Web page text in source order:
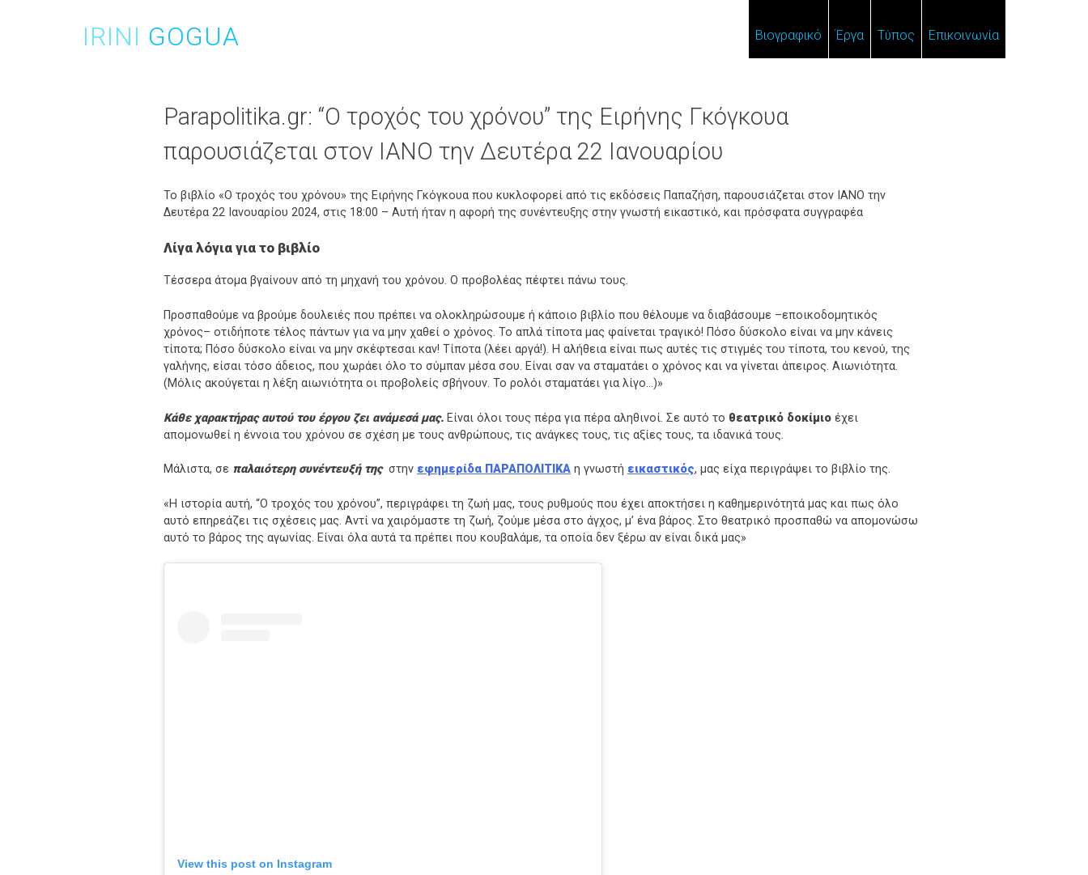
to
content
IRINI GOGUA Βιογραφικό Έργα Τύπος Επικοινωνία
Parapolitika.gr: “Ο τροχός του χρόνου” της Ειρήνης Γκόγκουα
παρουσιάζεται στον ΙΑΝΟ την Δευτέρα 22 Ιανουαρίου
Το βιβλίο «Ο τροχός του χρόνου» της Ειρήνης Γκόγκουα που κυκλοφορεί από τις εκδόσεις Παπαζήση, παρουσιάζεται στον IANO την
Δευτέρα 22 Ιανουαρίου 2024, στις 18:00 – Αυτή ήταν η αφορή της συνέντευξης στην γνωστή εικαστικό, και πρόσφατα συγγραφέα
Λίγα λόγια για το βιβλίο
Τέσσερα άτομα βγαίνουν από τη μηχανή του χρόνου. Ο προβολέας πέφτει πάνω τους.
Προσπαθούμε να βρούμε δουλειές που πρέπει να ολοκληρώσουμε ή κάποιο βιβλίο που θέλουμε να διαβάσουμε –εποικοδομητικός
χρόνος– οτιδήποτε τέλος πάντων για να μην χαθεί ο χρόνος. Το απλά τίποτα μας φαίνεται τραγικό! Πόσο δύσκολο είναι να μην κάνεις
τίποτα; Πόσο δύσκολο είναι να μην σκέφτεσαι καν! Τίποτα (λέει αργά!). Η αλήθεια είναι πως αυτές τις στιγμές του τίποτα, του κενού, της
γαλήνης, είσαι τόσο άδειος, που χωράει όλο το σύμπαν μέσα σου. Είναι σαν να σταματάει ο χρόνος και να γίνεται άπειρος. Αιωνιότητα.
(Μόλις ακούγεται η λέξη αιωνιότητα οι προβολείς σβήνουν. Το ρολόι σταματάει για λίγο…)»
Κάθε χαρακτήρας αυτού του έργου ζει ανάμεσά μας. Είναι όλοι τους πέρα για πέρα αληθινοί. Σε αυτό το θεατρικό δοκίμιο έχει
απομονωθεί η έννοια του χρόνου σε σχέση με τους ανθρώπους, τις ανάγκες τους, τις αξίες τους, τα ιδανικά τους.
Μάλιστα, σε παλαιότερη συνέντευξή τηςστην εφημερίδα ΠΑΡΑΠΟΛΙΤΙΚΑ η γνωστή εικαστικός, μας είχα περιγράψει το βιβλίο της.
«Η ιστορία αυτή, “Ο τροχός του χρόνου”, περιγράφει τη ζωή μας, τους ρυθμούς που έχει αποκτήσει η καθημερινότητά μας και πως όλο
αυτό επηρεάζει τις σχέσεις μας. Αντί να χαιρόμαστε τη ζωή, ζούμε μέσα στο άγχος, μ’ ένα βάρος. Στο θεατρικό προσπαθώ να απομονώσω
αυτό το βάρος της αγωνίας. Είναι όλα αυτά τα πρέπει που κουβαλάμε, τα οποία δεν ξέρω αν είναι δικά μας»
View this post on Instagram